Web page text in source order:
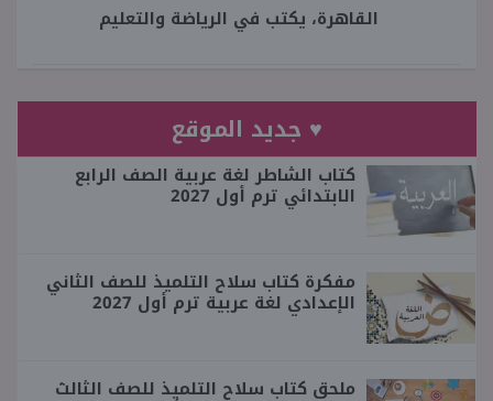
القاهرة، يكتب في الرياضة والتعليم
♥ جديد الموقع
كتاب الشاطر لغة عربية الصف الرابع
الابتدائي ترم أول 2027
مفكرة كتاب سلاح التلميذ للصف الثاني
الإعدادي لغة عربية ترم أول 2027
ملحق كتاب سلاح التلميذ للصف الثالث